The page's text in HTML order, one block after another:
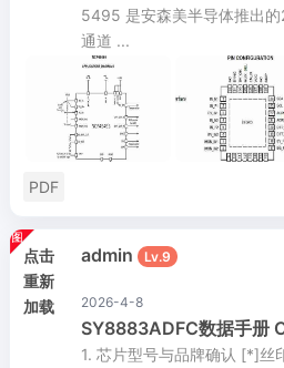
5495 是安森美半导体推出
通道 ...
PDF
点击
重新
加载
admin Lv.9
2026-4-8
SY8883ADFC数据手册
1. 芯片型号与品牌确认 [*]丝